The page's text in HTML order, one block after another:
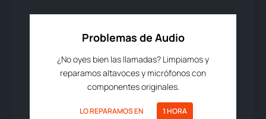
Problemas de Audio
¿No oyes bien las llamadas? Limpiamos y
reparamos altavoces y micrófonos con
componentes originales.
LO REPARAMOS EN 1 HORA